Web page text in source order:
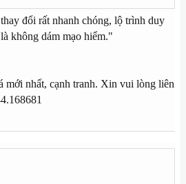
đổi rất nhanh chóng, lộ trình duy
không dám mạo hiểm."
mới nhất, cạnh tranh. Xin vui lòng liên